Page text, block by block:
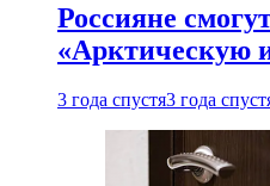
Россияне
«Арктическую
3 года спустя3 года